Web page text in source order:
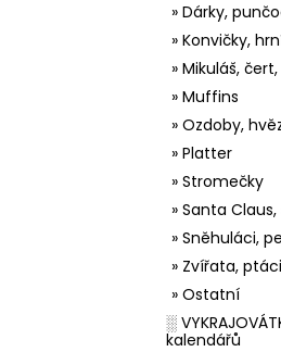
» Dárky,
» Konvičky,
» Mikuláš,
» Muffins
» Ozdoby,
» Platter
» Stromečky
» Santa
» Sněhuláci,
» Zvířata,
» Ostatní
░
kalendářů